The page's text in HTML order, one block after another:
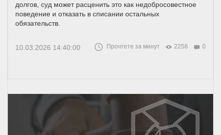
долгов, суд может расценить это как недобросовестное
поведение и отказать в списании остальных
обязательств.
10.03.2026 14:40:00 Прочтете за минут 2256 0